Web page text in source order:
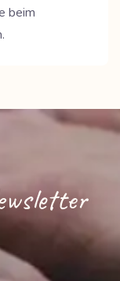
beim